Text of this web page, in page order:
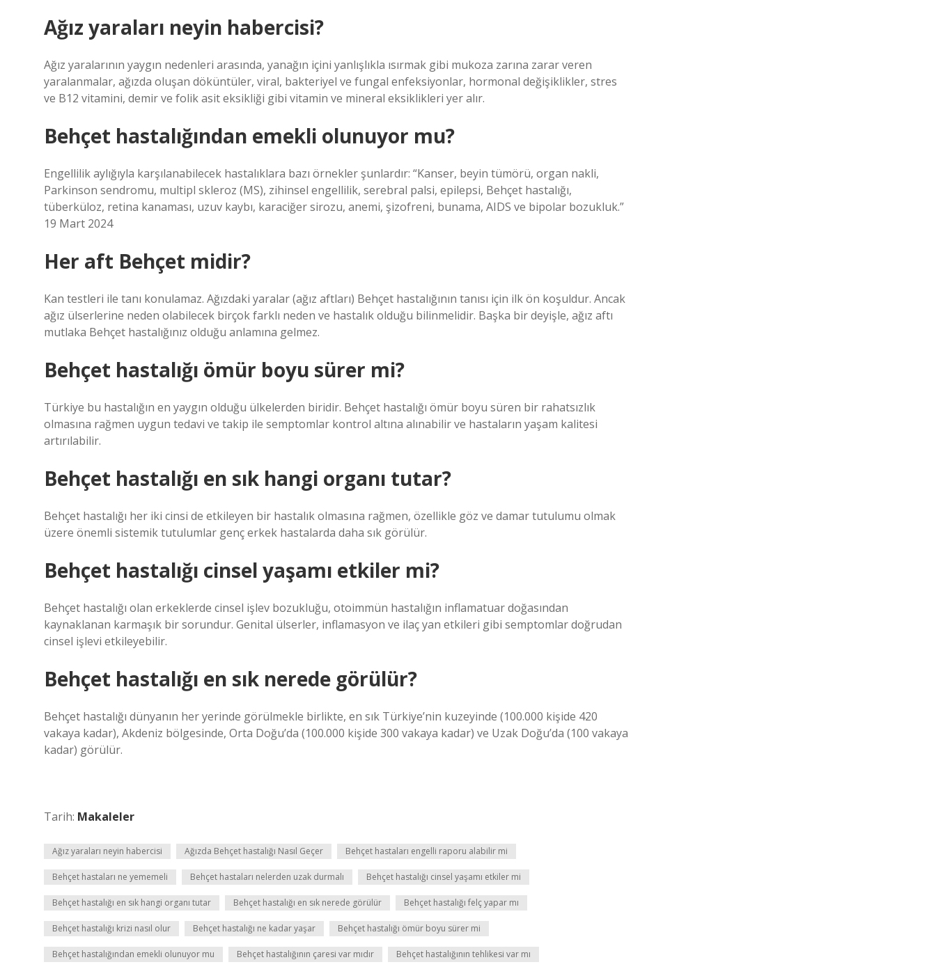
Ağız yaraları neyin habercisi?
Ağız yaralarının yaygın nedenleri arasında, yanağın içini yanlışlıkla ısırmak gibi mukoza zarına zarar veren
yaralanmalar, ağızda oluşan döküntüler, viral, bakteriyel ve fungal enfeksiyonlar, hormonal değişiklikler, stres
ve B12 vitamini, demir ve folik asit eksikliği gibi vitamin ve mineral eksiklikleri yer alır.
Behçet hastalığından emekli olunuyor mu?
Engellilik aylığıyla karşılanabilecek hastalıklara bazı örnekler şunlardır: “Kanser, beyin tümörü, organ nakli,
Parkinson sendromu, multipl skleroz (MS), zihinsel engellilik, serebral palsi, epilepsi, Behçet hastalığı,
tüberküloz, retina kanaması, uzuv kaybı, karaciğer sirozu, anemi, şizofreni, bunama, AIDS ve bipolar bozukluk.”
19 Mart 2024
Her aft Behçet midir?
Kan testleri ile tanı konulamaz. Ağızdaki yaralar (ağız aftları) Behçet hastalığının tanısı için ilk ön koşuldur. Ancak
ağız ülserlerine neden olabilecek birçok farklı neden ve hastalık olduğu bilinmelidir. Başka bir deyişle, ağız aftı
mutlaka Behçet hastalığınız olduğu anlamına gelmez.
Behçet hastalığı ömür boyu sürer mi?
Türkiye bu hastalığın en yaygın olduğu ülkelerden biridir. Behçet hastalığı ömür boyu süren bir rahatsızlık
olmasına rağmen uygun tedavi ve takip ile semptomlar kontrol altına alınabilir ve hastaların yaşam kalitesi
artırılabilir.
Behçet hastalığı en sık hangi organı tutar?
Behçet hastalığı her iki cinsi de etkileyen bir hastalık olmasına rağmen, özellikle göz ve damar tutulumu olmak
üzere önemli sistemik tutulumlar genç erkek hastalarda daha sık görülür.
Behçet hastalığı cinsel yaşamı etkiler mi?
Behçet hastalığı olan erkeklerde cinsel işlev bozukluğu, otoimmün hastalığın inflamatuar doğasından
kaynaklanan karmaşık bir sorundur. Genital ülserler, inflamasyon ve ilaç yan etkileri gibi semptomlar doğrudan
cinsel işlevi etkileyebilir.
Behçet hastalığı en sık nerede görülür?
Behçet hastalığı dünyanın her yerinde görülmekle birlikte, en sık Türkiye’nin kuzeyinde (100.000 kişide 420
vakaya kadar), Akdeniz bölgesinde, Orta Doğu’da (100.000 kişide 300 vakaya kadar) ve Uzak Doğu’da (100 vakaya
kadar) görülür.
Tarih: Makaleler
Ağız yaraları neyin habercisi Ağızda Behçet hastalığı Nasıl Geçer Behçet hastaları engelli raporu alabilir mi
Behçet hastaları ne yememeli Behçet hastaları nelerden uzak durmalı Behçet hastalığı cinsel yaşamı etkiler mi
Behçet hastalığı en sık hangi organı tutar Behçet hastalığı en sık nerede görülür Behçet hastalığı felç yapar mı
Behçet hastalığı krizi nasıl olur Behçet hastalığı ne kadar yaşar Behçet hastalığı ömür boyu sürer mi
Behçet hastalığından emekli olunuyor mu Behçet hastalığının çaresi var mıdır Behçet hastalığının tehlikesi var mı